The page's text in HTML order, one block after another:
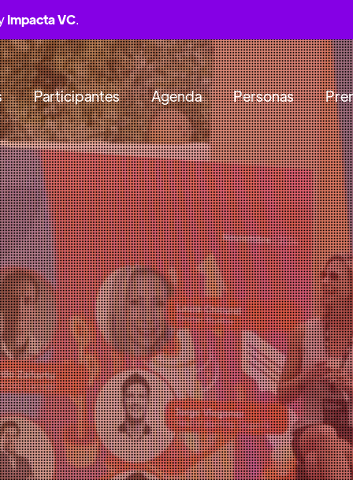
Impacta VC.
Participantes Agenda Personas
SANTIAGO
ideas y el capital